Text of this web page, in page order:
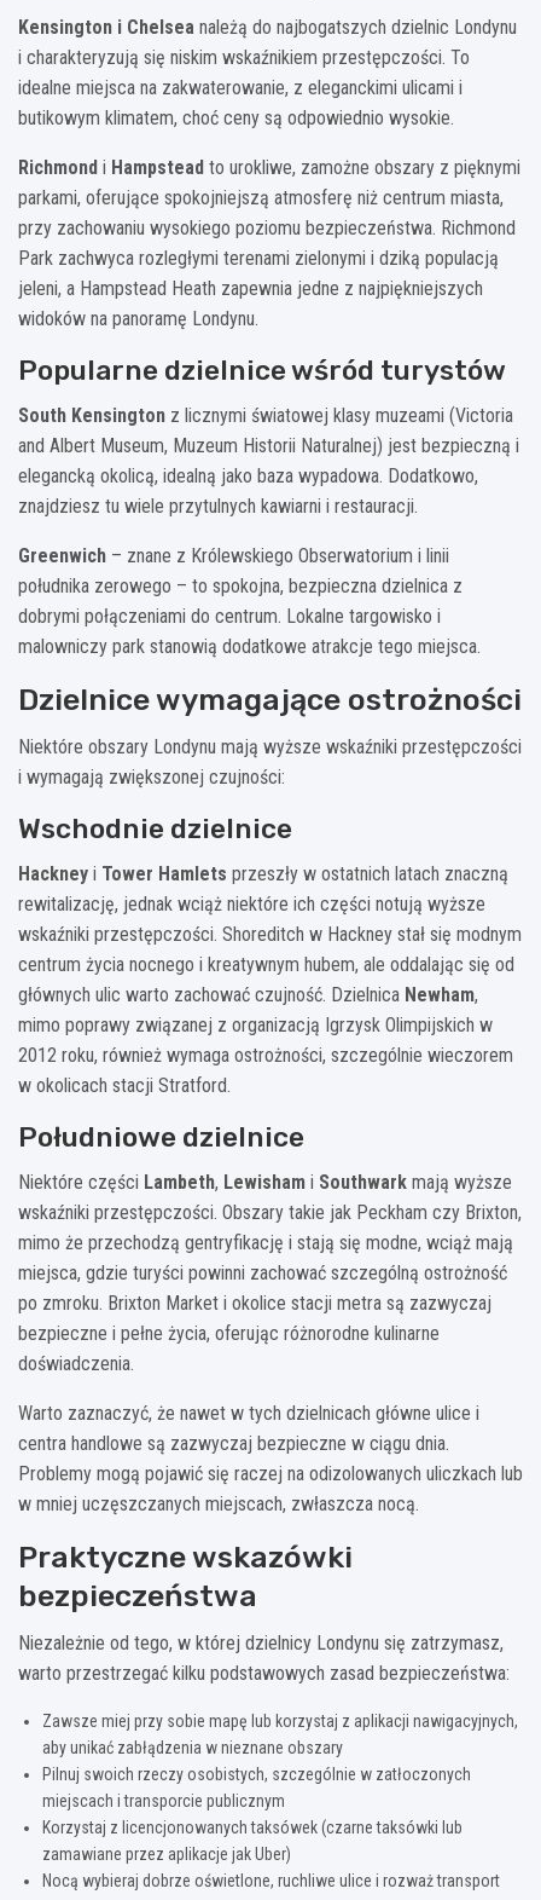
Kensington i Chelsea należą do najbogatszych dzielnic Londynu
i charakteryzują się niskim wskaźnikiem przestępczości. To
idealne miejsca na zakwaterowanie, z eleganckimi ulicami i
butikowym klimatem, choć ceny są odpowiednio wysokie.
Richmond i Hampstead to urokliwe, zamożne obszary z pięknymi
parkami, oferujące spokojniejszą atmosferę niż centrum miasta,
przy zachowaniu wysokiego poziomu bezpieczeństwa. Richmond
Park zachwyca rozległymi terenami zielonymi i dziką populacją
jeleni, a Hampstead Heath zapewnia jedne z najpiękniejszych
widoków na panoramę Londynu.
Popularne dzielnice wśród turystów
South Kensington z licznymi światowej klasy muzeami (Victoria
and Albert Museum, Muzeum Historii Naturalnej) jest bezpieczną i
elegancką okolicą, idealną jako baza wypadowa. Dodatkowo,
znajdziesz tu wiele przytulnych kawiarni i restauracji.
Greenwich – znane z Królewskiego Obserwatorium i linii
południka zerowego – to spokojna, bezpieczna dzielnica z
dobrymi połączeniami do centrum. Lokalne targowisko i
malowniczy park stanowią dodatkowe atrakcje tego miejsca.
Dzielnice wymagające ostrożności
Niektóre obszary Londynu mają wyższe wskaźniki przestępczości
i wymagają zwiększonej czujności:
Wschodnie dzielnice
Hackney i Tower Hamlets przeszły w ostatnich latach znaczną
rewitalizację, jednak wciąż niektóre ich części notują wyższe
wskaźniki przestępczości. Shoreditch w Hackney stał się modnym
centrum życia nocnego i kreatywnym hubem, ale oddalając się od
głównych ulic warto zachować czujność. Dzielnica Newham,
mimo poprawy związanej z organizacją Igrzysk Olimpijskich w
2012 roku, również wymaga ostrożności, szczególnie wieczorem
w okolicach stacji Stratford.
Południowe dzielnice
Niektóre części Lambeth, Lewisham i Southwark mają wyższe
wskaźniki przestępczości. Obszary takie jak Peckham czy Brixton,
mimo że przechodzą gentryfikację i stają się modne, wciąż mają
miejsca, gdzie turyści powinni zachować szczególną ostrożność
po zmroku. Brixton Market i okolice stacji metra są zazwyczaj
bezpieczne i pełne życia, oferując różnorodne kulinarne
doświadczenia.
Warto zaznaczyć, że nawet w tych dzielnicach główne ulice i
centra handlowe są zazwyczaj bezpieczne w ciągu dnia.
Problemy mogą pojawić się raczej na odizolowanych uliczkach lub
w mniej uczęszczanych miejscach, zwłaszcza nocą.
Praktyczne wskazówki
bezpieczeństwa
Niezależnie od tego, w której dzielnicy Londynu się zatrzymasz,
warto przestrzegać kilku podstawowych zasad bezpieczeństwa:
Zawsze miej przy sobie mapę lub korzystaj z aplikacji nawigacyjnych,
aby unikać zabłądzenia w nieznane obszary
Pilnuj swoich rzeczy osobistych, szczególnie w zatłoczonych
miejscach i transporcie publicznym
Korzystaj z licencjonowanych taksówek (czarne taksówki lub
zamawiane przez aplikacje jak Uber)
Nocą wybieraj dobrze oświetlone, ruchliwe ulice i rozważ transport